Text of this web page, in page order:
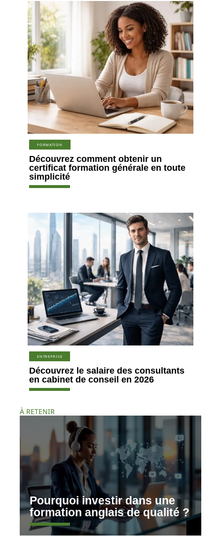
FORMATION
Découvrez comment obtenir un
certificat formation générale en toute
simplicité
ENTREPRISE
Découvrez le salaire des consultants
en cabinet de conseil en 2026
À RETENIR
Pourquoi investir dans une
formation anglais de qualité ?